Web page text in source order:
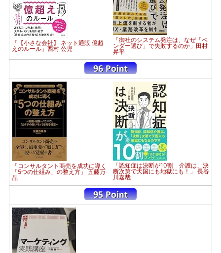
「【小さな会社】 ネット通販 億超
えのルール」西村 公児
「御社のシステム発注は、なぜ「ベ
ンダー選び」で失敗するのか」田村
昇平
「コンサルタント商売を成功に導く
「5つの仕組み」の整え方」 五藤万
晶
「認知症は決断が10割 介護は、決
断次第で天国にも地獄にも！」 長谷
川嘉哉